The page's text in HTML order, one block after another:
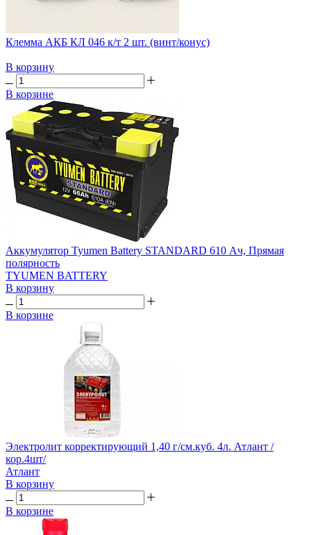
Клемма АКБ КЛ 046 к/т 2 шт. (винт/конус)
В корзину
В корзине
Аккумулятор Tyumen Battery STANDARD 610 Ач, Прямая
полярность
TYUMEN BATTERY
В корзину
В корзине
Электролит корректирующий 1,40 г/см.куб. 4л. Атлант /
кор.4шт/
Атлант
В корзину
В корзине